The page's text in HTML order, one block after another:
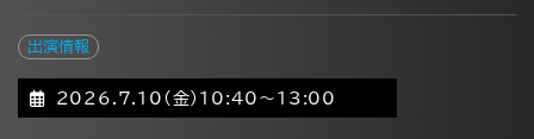
出演情報
2026.7.10(金)10:40～13:00